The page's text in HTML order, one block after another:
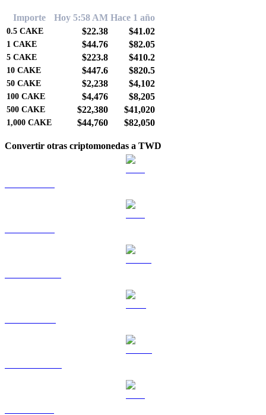
Importe Hoy 5:58 AM Hace 1 año
0.5 CAKE $22.38 $41.02
1 CAKE $44.76 $82.05
5 CAKE $223.8 $410.2
10 CAKE $447.6 $820.5
50 CAKE $2,238 $4,102
100 CAKE $4,476 $8,205
500 CAKE $22,380 $41,020
1,000 CAKE $44,760 $82,050
Convertir otras criptomonedas a TWD